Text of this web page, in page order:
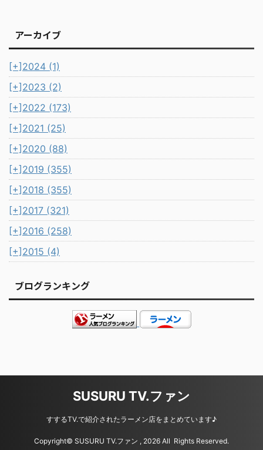
アーカイブ
[+] 2024 (1)
[+] 2023 (2)
[+] 2022 (173)
[+] 2021 (25)
[+] 2020 (88)
[+] 2019 (355)
[+] 2018 (355)
[+] 2017 (321)
[+] 2016 (258)
[+] 2015 (4)
ブログランキング
SUSURU TV.ファン
すするTV.で紹介されたラーメン店をまとめています♪
Copyright© SUSURU TV.ファン , 2026 All Rights Reserved.